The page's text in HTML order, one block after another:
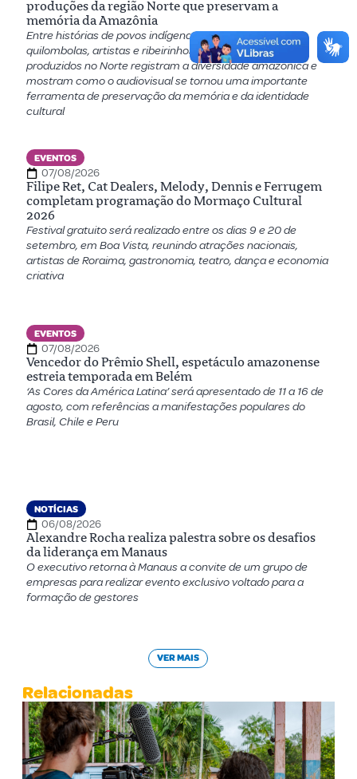
produções da região Norte que preservam a
memória da Amazônia
Entre histórias de povos indígenas, comunidades
quilombolas, artistas e ribeirinhos, documentários
produzidos no Norte registram a diversidade amazônica e
mostram como o audiovisual se tornou uma importante
ferramenta de preservação da memória e da identidade
cultural
EVENTOS
07/08/2026
Filipe Ret, Cat Dealers, Melody, Dennis e Ferrugem
completam programação do Mormaço Cultural
2026
Festival gratuito será realizado entre os dias 9 e 20 de
setembro, em Boa Vista, reunindo atrações nacionais,
artistas de Roraima, gastronomia, teatro, dança e economia
criativa
EVENTOS
07/08/2026
Vencedor do Prêmio Shell, espetáculo amazonense
estreia temporada em Belém
‘As Cores da América Latina’ será apresentado de 11 a 16 de
agosto, com referências a manifestações populares do
Brasil, Chile e Peru
NOTÍCIAS
06/08/2026
Alexandre Rocha realiza palestra sobre os desafios
da liderança em Manaus
O executivo retorna à Manaus a convite de um grupo de
empresas para realizar evento exclusivo voltado para a
formação de gestores
VER MAIS
Relacionadas